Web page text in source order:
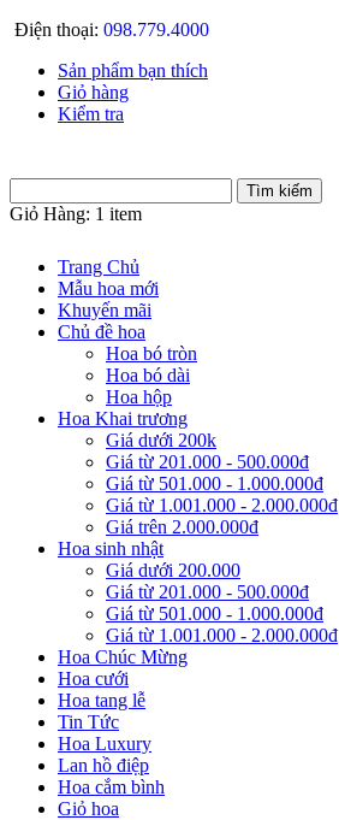
Điện thoại: 098.779.4000
Sản phẩm bạn thích
Giỏ hàng
Kiểm tra
Giỏ Hàng: 1 item
Trang Chủ
Mẫu hoa mới
Khuyến mãi
Chủ đề hoa
Hoa bó tròn
Hoa bó dài
Hoa hộp
Hoa Khai trương
Giá dưới 200k
Giá từ 201.000 - 500.000đ
Giá từ 501.000 - 1.000.000đ
Giá từ 1.001.000 - 2.000.000đ
Giá trên 2.000.000đ
Hoa sinh nhật
Giá dưới 200.000
Giá từ 201.000 - 500.000đ
Giá từ 501.000 - 1.000.000đ
Giá từ 1.001.000 - 2.000.000đ
Hoa Chúc Mừng
Hoa cưới
Hoa tang lễ
Tin Tức
Hoa Luxury
Lan hồ điệp
Hoa cắm bình
Giỏ hoa